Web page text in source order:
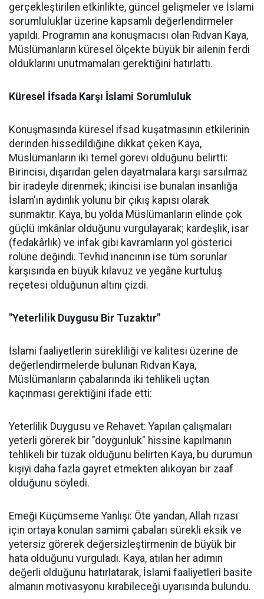
gerçekleştirilen etkinlikte, güncel gelişmeler ve İslami
sorumluluklar üzerine kapsamlı değerlendirmeler
yapıldı. Programın ana konuşmacısı olan Rıdvan Kaya,
Müslümanların küresel ölçekte büyük bir ailenin ferdi
olduklarını unutmamaları gerektiğini hatırlattı.
Küresel İfsada Karşı İslami Sorumluluk
Konuşmasında küresel ifsad kuşatmasının etkilerinin
derinden hissedildiğine dikkat çeken Kaya,
Müslümanların iki temel görevi olduğunu belirtti:
Birincisi, dışarıdan gelen dayatmalara karşı sarsılmaz
bir iradeyle direnmek; ikincisi ise bunalan insanlığa
İslam'ın aydınlık yolunu bir çıkış kapısı olarak
sunmaktır. Kaya, bu yolda Müslümanların elinde çok
güçlü imkânlar olduğunu vurgulayarak; kardeşlik, isar
(fedakârlık) ve infak gibi kavramların yol gösterici
rolüne değindi. Tevhid inancının ise tüm sorunlar
karşısında en büyük kılavuz ve yegâne kurtuluş
reçetesi olduğunun altını çizdi.
"Yeterlilik Duygusu Bir Tuzaktır"
İslami faaliyetlerin sürekliliği ve kalitesi üzerine de
değerlendirmelerde bulunan Rıdvan Kaya,
Müslümanların çabalarında iki tehlikeli uçtan
kaçınması gerektiğini ifade etti:
Yeterlilik Duygusu ve Rehavet: Yapılan çalışmaları
yeterli görerek bir "doygunluk" hissine kapılmanın
tehlikeli bir tuzak olduğunu belirten Kaya, bu durumun
kişiyi daha fazla gayret etmekten alıkoyan bir zaaf
olduğunu söyledi.
Emeği Küçümseme Yanlışı: Öte yandan, Allah rızası
için ortaya konulan samimi çabaları sürekli eksik ve
yetersiz görerek değersizleştirmenin de büyük bir
hata olduğunu vurguladı. Kaya, atılan her adımın
değerli olduğunu hatırlatarak, İslami faaliyetleri basite
almanın motivasyonu kırabileceği uyarısında bulundu.